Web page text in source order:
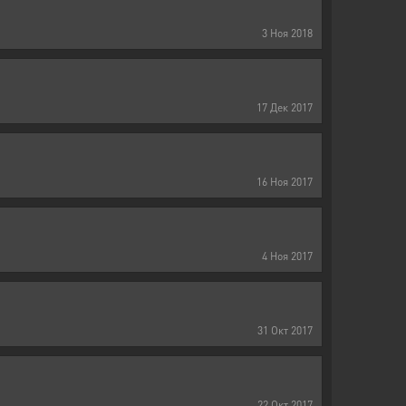
3 Ноя 2018
17 Дек 2017
16 Ноя 2017
4 Ноя 2017
31 Окт 2017